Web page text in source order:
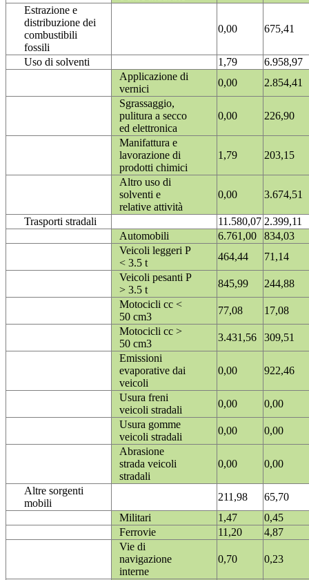
Estrazione e
distribuzione dei
combustibili
fossili
0,00 675,41
Uso di solventi 1,79
6.958,97
Applicazione di
vernici
0,00
2.854,41
Sgrassaggio,
pulitura a secco
ed elettronica
0,00 226,90
Manifattura e
lavorazione di
prodotti chimici
1,79 203,15
Altro uso di
solventi e
relative attività
0,00 3.674,51
Trasporti stradali 11.580,07 2.399,11
Automobili
6.761,00
834,03
Veicoli leggeri P
< 3.5 t
464,44
71,14
Veicoli pesanti P
> 3.5 t
845,99
244,88
Motocicli cc <
50 cm3
77,08
17,08
Motocicli cc >
50 cm3
3.431,56
309,51
Emissioni
evaporative dai
veicoli
0,00 922,46
Usura freni
veicoli stradali
0,00
0,00
Usura gomme
veicoli stradali
0,00
0,00
Abrasione
strada veicoli
stradali
0,00 0,00
Altre sorgenti
mobili
211,98
65,70
Militari
1,47
0,45
Ferrovie
11,20
4,87
Vie di
navigazione
interne
0,70 0,23